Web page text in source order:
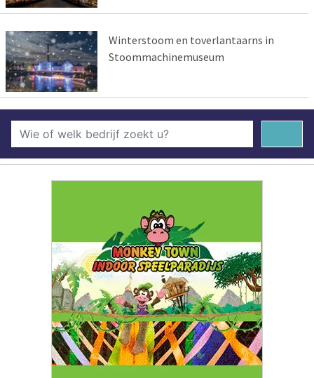
Winterstoom en toverlantaarns in
Stoommachinemuseum